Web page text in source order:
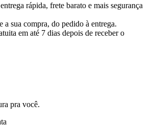
rápida, frete barato e mais segurança
a sua compra, do pedido à entrega.
em até 7 dias depois de receber o
pra você.